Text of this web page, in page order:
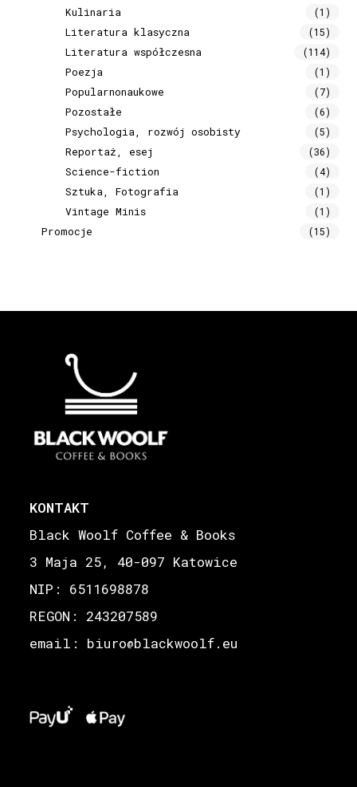
Kulinaria (1)
Literatura klasyczna (15)
Literatura współczesna (114)
Poezja (1)
Popularnonaukowe (7)
Pozostałe (6)
Psychologia, rozwój osobisty (5)
Reportaż, esej (36)
Science-fiction (4)
Sztuka, Fotografia (1)
Vintage Minis (1)
Promocje (15)
KONTAKT
Black Woolf Coffee & Books
3 Maja 25, 40-097 Katowice
NIP: 6511698878
REGON: 243207589
email: biuro@blackwoolf.eu